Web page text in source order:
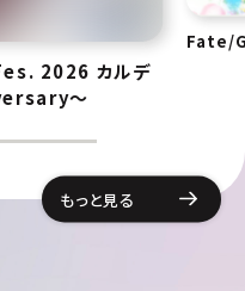
2026 カルデ
～
Fate/
もっと見る